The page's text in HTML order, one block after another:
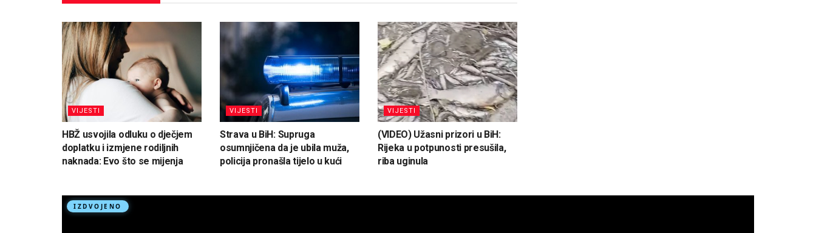
VIJESTI
HBŽ usvojila odluku o dječjem
doplatku i izmjene rodiljnih
naknada: Evo što se mijenja
VIJESTI
Strava u BiH: Supruga
osumnjičena da je ubila muža,
policija pronašla tijelo u kući
VIJESTI
(VIDEO) Užasni prizori u BiH:
Rijeka u potpunosti presušila,
riba uginula